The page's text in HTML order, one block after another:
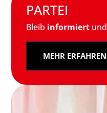
PARTEI
Bleib informiertund
MEHR ERFAHREN